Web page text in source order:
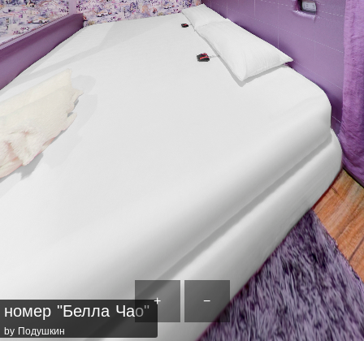
+ −
номер "Белла Чао"
by Подушкин